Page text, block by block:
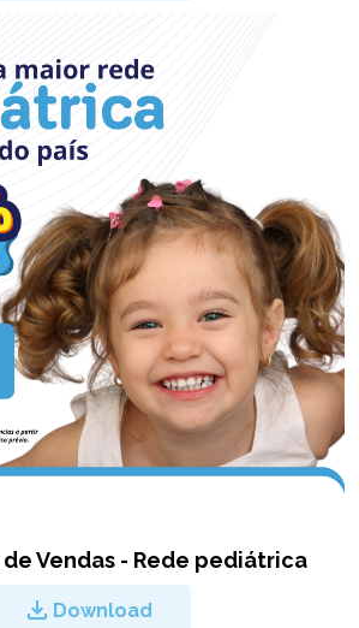
Vendas - Rede pediátrica
Download